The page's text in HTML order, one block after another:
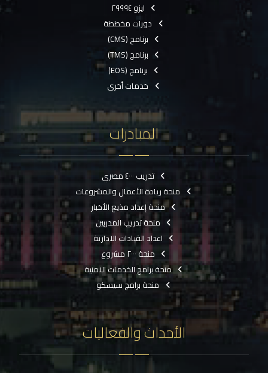
ايزو ٢٩٩٩٤
دورات مخططة
برنامج (CMS)
برنامج (TMS)
برنامج (EOS)
خدمات أخرى
المبادرات
تدريب ٤٠٠٠ مصري
منحة ريادة الأعمال والمشروعات
منحة إعداد مذيع الأخبار
منحة تدريب المدربين
اعداد القيادات الادارية
منحة ٢٠٠٠ مشروع
منحة برامج الخدمات الامنية
منحة برامج سيسكو
الأحداث والفعاليات